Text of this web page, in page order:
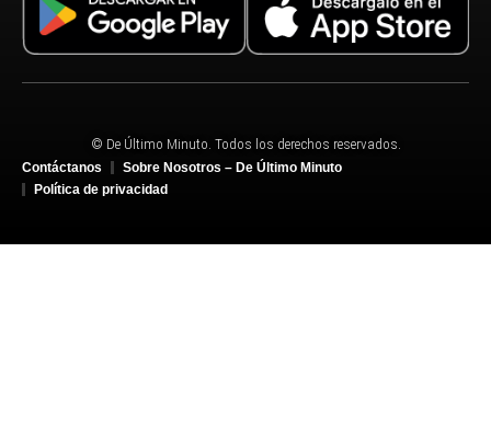
© De Último Minuto. Todos los derechos reservados.
Contáctanos
Sobre Nosotros – De Último Minuto
Política de privacidad